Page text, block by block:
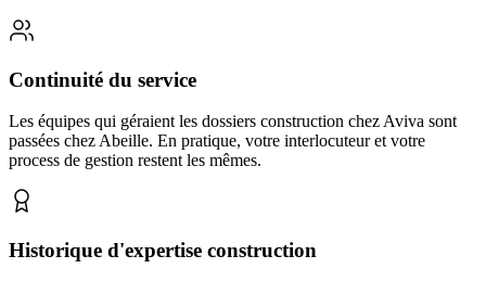
Continuité du service
Les équipes qui géraient les dossiers construction chez Aviva sont
passées chez Abeille. En pratique, votre interlocuteur et votre
process de gestion restent les mêmes.
Historique d'expertise construction